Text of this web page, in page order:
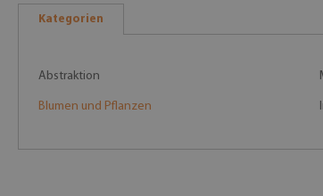
Kategorien
Abstraktion
Blumen und Pflanzen